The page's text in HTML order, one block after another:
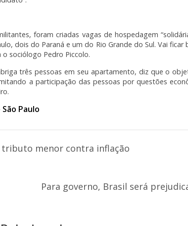
foram criadas vagas de hospedagem
dois do Paraná e um do Rio Grande do Sul. Vai
o sociólogo Pedro Piccolo.
três pessoas em seu apartamento, diz que o
a participação das pessoas por questões
Paulo
tributo menor contra inflação
Para governo, Brasil será